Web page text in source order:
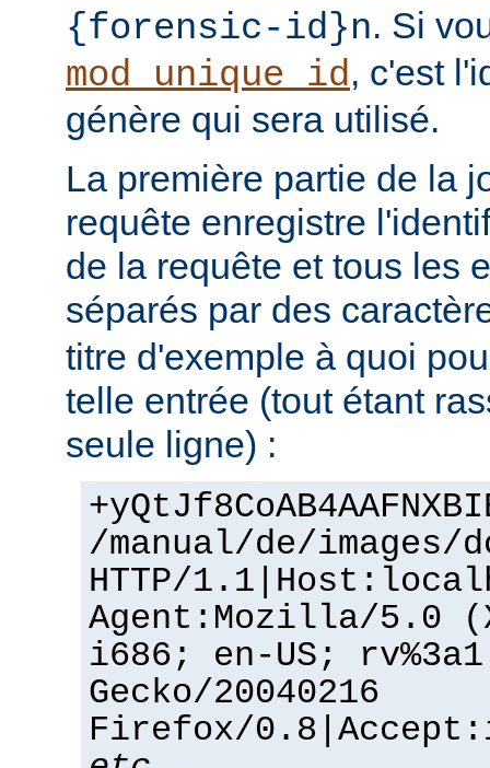
{forensic-id}n. Si
mod_unique_id, c'est
génère qui sera utilisé.
La première partie de la
requête enregistre
de la requête et tous les
séparés par des
titre d'exemple à quoi
telle entrée (tout étant
seule ligne) :
/manual/de/images/
HTTP/
Agent:Mozilla/5.0
i686; en-US;
Gecko/20040216
Firefox/